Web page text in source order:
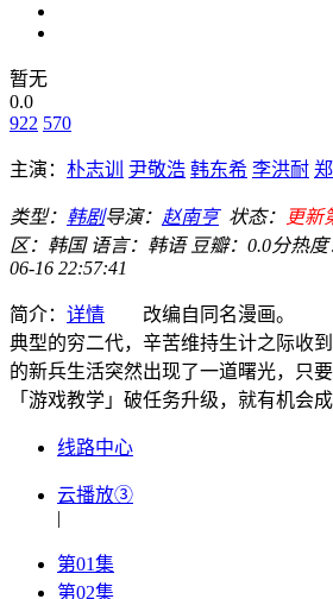
暂无
0.0
922 570
主演： 朴志训 尹敬浩 韩东希 李洪耐
类型： 韩剧导演： 赵南亨 状态： 更新
区： 韩国 语言： 韩语 豆瓣：0.0分热
06-16 22:57:41
简介： 详情 改编自同名漫画。
典型的穷二代，辛苦维持生计之际收
的新兵生活突然出现了一道曙光，只
「游戏教学」破任务升级，就有机会
线路中心
云播放③
|
第01集
第02集